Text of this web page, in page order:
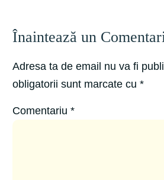
Înaintează un
Adresa ta de email nu va fi
obligatorii sunt marcate cu*
Comentariu*